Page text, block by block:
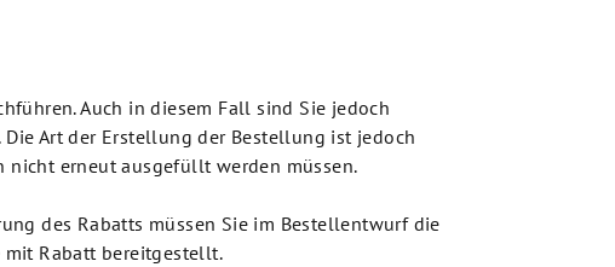
Auch in diesem Fall sind Sie jedoch
Art der Erstellung der Bestellung ist jedoch
erneut ausgefüllt werden müssen.
des Rabatts müssen Sie im Bestellentwurf die
mit Rabatt bereitgestellt.